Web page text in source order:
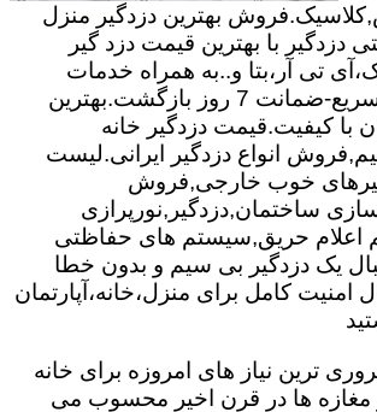
بهترین دزدگیر منزل
دزدگیر با بهترین قیمت دزد گیر
تی آر،بتا و..به همراه خدمات
ارسال رایگان و سریع-ضمانت 7 روز بازگشت.بهترین
با کیفیت.قیمت دزدگیر خانه
انواع دزدگیر ایرانی.لیست
خوب خارجی,فروش
ساختمان,دزدگیر,نورپرازی
اعلام حریق,سیستم های حفاظتی
یک دزدگیر بی سیم و بدون خطا
امنیت کامل برای منزل،خانه،آپارتمان
ترین نیاز های امروزه برای خانه
مغازه ها در قرن اخیر محسوب می